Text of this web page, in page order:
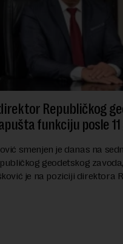
Republičkog
funkciju posle
smenjen je danas na
geodetskog
je na poziciji direktora